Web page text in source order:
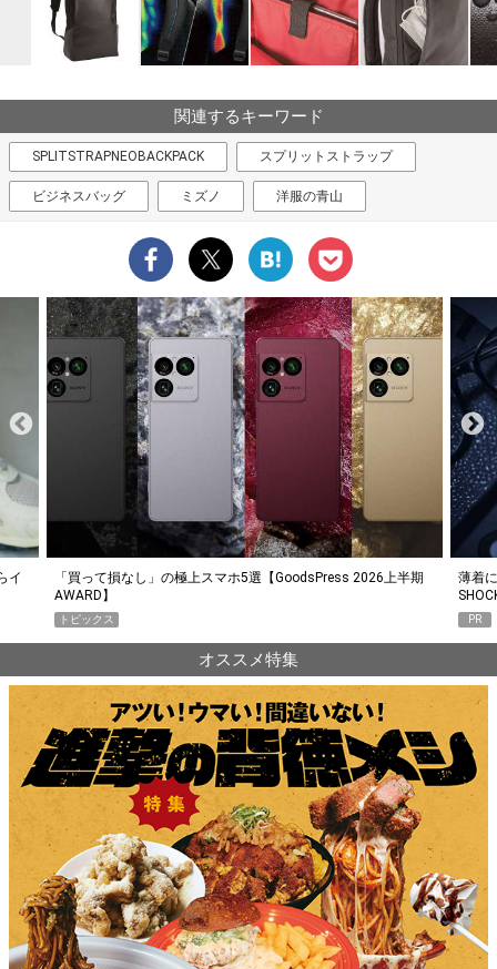
関連するキーワード
SPLITSTRAPNEOBACKPACK スプリットストラップ
ビジネスバッグ ミズノ 洋服の青山
イ
「買って損なし」の極上スマホ5選【GoodsPress 2026上半期
AWARD】
トピックス
薄着
PR
オススメ特集